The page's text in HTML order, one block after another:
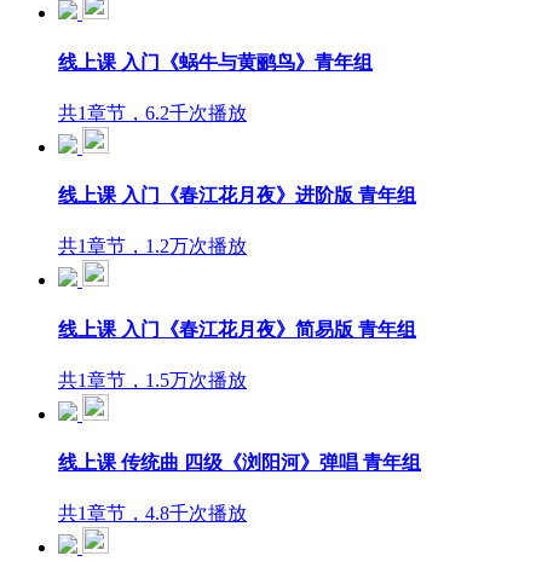
线上课 入门《蜗牛与黄鹂鸟》青年组
共1章节，6.2千次播放
线上课 入门《春江花月夜》进阶版 青年组
共1章节，1.2万次播放
线上课 入门《春江花月夜》简易版 青年组
共1章节，1.5万次播放
线上课 传统曲 四级《浏阳河》弹唱 青年组
共1章节，4.8千次播放